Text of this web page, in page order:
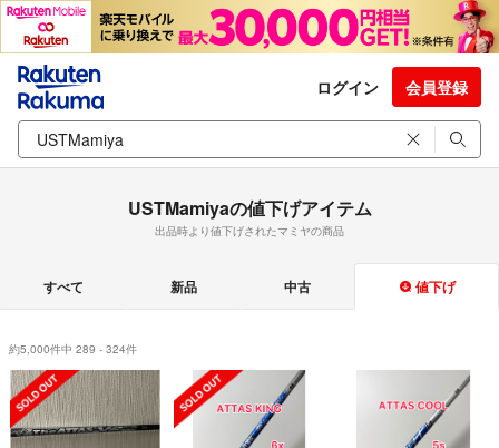
ログイン 会員登録
USTMamiyaの値下げアイテム
出品時より値下げされたマミヤの商品
すべて 新品 中古 値下げ
約5,000件中 289 - 324件